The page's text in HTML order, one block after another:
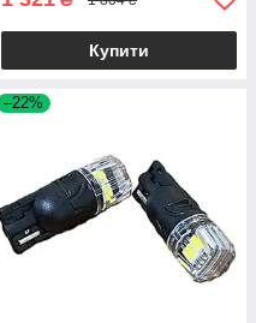
Купити
–22%